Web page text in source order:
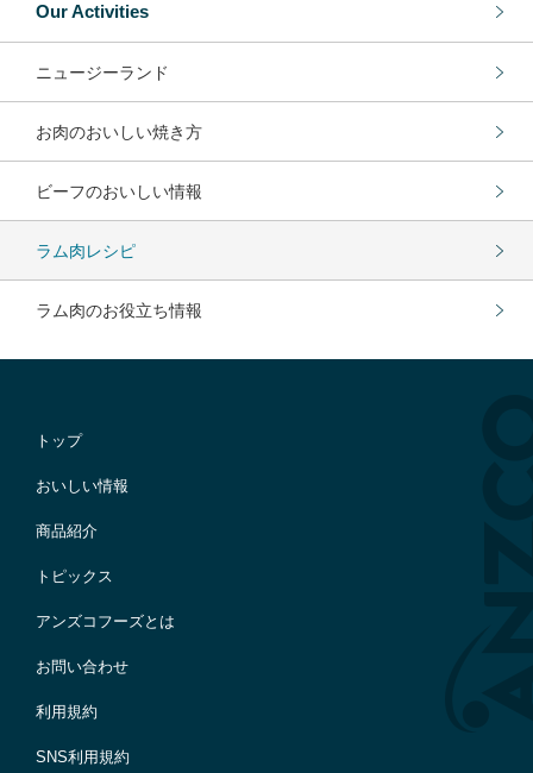
Our Activities
ニュージーランド
お肉のおいしい焼き方
ビーフのおいしい情報
ラム肉レシピ
ラム肉のお役立ち情報
トップ
おいしい情報
商品紹介
トピックス
アンズコフーズとは
お問い合わせ
利用規約
SNS利用規約